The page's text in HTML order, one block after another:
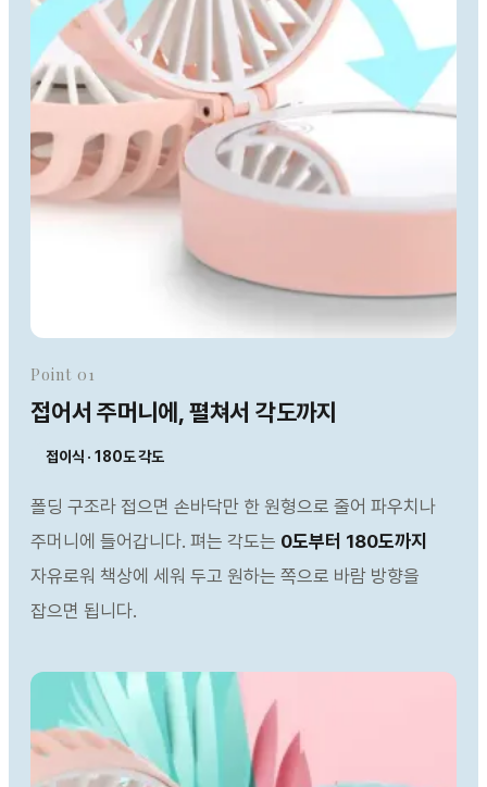
Point 01
접어서 주머니에, 펼쳐서 각도까지
접이식 · 180도 각도
폴딩 구조라 접으면 손바닥만 한 원형으로 줄어 파우치나
주머니에 들어갑니다. 펴는 각도는 0도부터 180도까지
자유로워 책상에 세워 두고 원하는 쪽으로 바람 방향을
잡으면 됩니다.